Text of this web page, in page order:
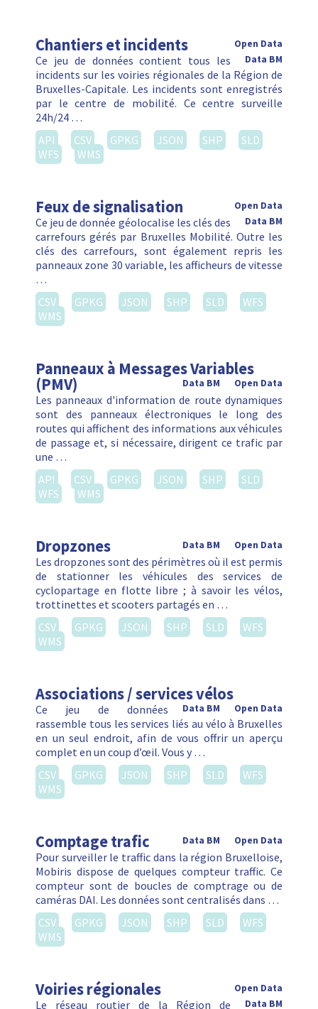
Chantiers et incidents
Open Data
Data BM
Ce jeu de données contient tous les
incidents sur les voiries régionales de la Région de
Bruxelles-Capitale. Les incidents sont enregistrés
par le centre de mobilité. Ce centre surveille
24h/24 …
API
CSV GPKG JSON SHP
SLD
WFS
WMS
Feux de signalisation
Open Data
Data BM
Ce jeu de donnée géolocalise les clés des
carrefours gérés par Bruxelles Mobilité. Outre les
clés des carrefours, sont également repris les
panneaux zone 30 variable, les afficheurs de vitesse
…
CSV
GPKG JSON SHP SLD
WFS
WMS
Panneaux à Messages Variables
(PMV) Open Data
Data BM
Les panneaux d'information de route dynamiques
sont des panneaux électroniques le long des
routes qui affichent des informations aux véhicules
de passage et, si nécessaire, dirigent ce trafic par
une …
API
CSV GPKG JSON SHP
SLD
WFS
WMS
Dropzones Open Data
Data BM
Les dropzones sont des périmètres où il est permis
de stationner les véhicules des services de
cyclopartage en flotte libre ; à savoir les vélos,
trottinettes et scooters partagés en …
CSV
GPKG JSON SHP SLD
WFS
WMS
Associations / services vélos
Open Data
Data BM
Ce jeu de données
rassemble tous les services liés au vélo à Bruxelles
en un seul endroit, afin de vous offrir un aperçu
complet en un coup d’œil. Vous y …
CSV
GPKG JSON SHP SLD
WFS
WMS
Comptage trafic Open Data
Data BM
Pour surveiller le traffic dans la région Bruxelloise,
Mobiris dispose de quelques compteur traffic. Ce
compteur sont de boucles de comptrage ou de
caméras DAI. Les données sont centralisés dans …
CSV
GPKG JSON SHP SLD
WFS
WMS
Voiries régionales
Open Data
Data BM
Le réseau routier de la Région de